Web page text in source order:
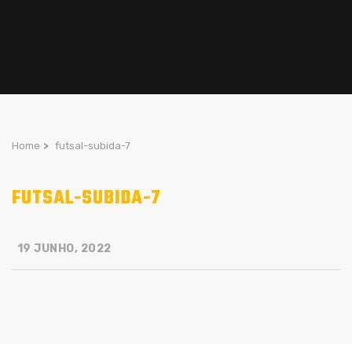
Home > futsal-subida-7
FUTSAL-SUBIDA-7
19 JUNHO, 2022